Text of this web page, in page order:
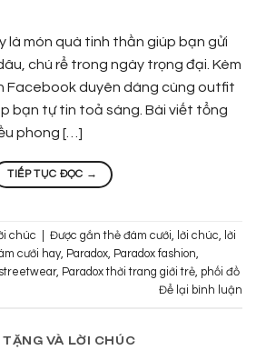
là món quà tinh thần giúp bạn gửi
chú rể trong ngày trọng đại. Kèm
Facebook duyên dáng cùng outfit
bạn tự tin toả sáng. Bài viết tổng
phong […]
TIẾP TỤC ĐỌC →
chúc Được gắn thẻ đám cưới, lời chúc, lời
cưới hay, Paradox, Paradox fashion,
, Paradox thời trang giới trẻ, phối đồ
Để lại bình luận
TẶNG VÀ LỜI CHÚC